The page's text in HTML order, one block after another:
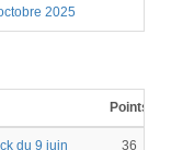
2025
Points
du 9 juin 36